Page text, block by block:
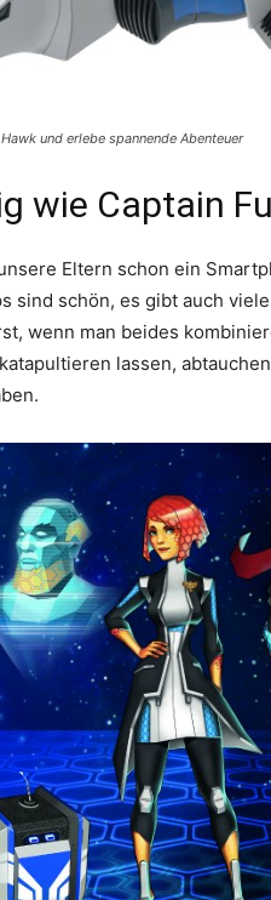
und erlebe spannende Abenteuer
wie Captain
Eltern schon ein
sind schön, es gibt auch viele
wenn man beides
lassen,